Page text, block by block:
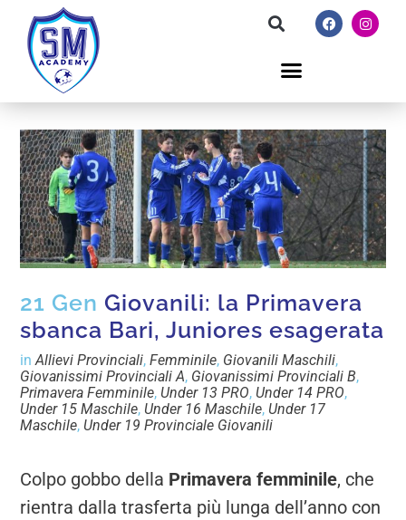
21 Gen Giovanili: la Primavera
sbanca Bari, Juniores esagerata
inAllievi Provinciali,Femminile, Giovanili Maschili,
Giovanissimi Provinciali A, Giovanissimi Provinciali B,
Primavera Femminile, Under 13 PRO, Under 14 PRO,
Under 15 Maschile, Under 16 Maschile, Under 17
Maschile, Under 19 Provinciale Giovanili
Colpo gobbo della Primavera femminile, che
rientra dalla trasferta più lunga dell’anno con